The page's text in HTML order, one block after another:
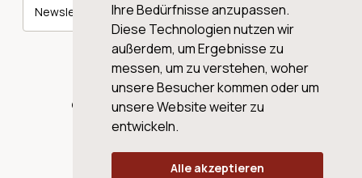
Ihre Bedürfnisse anzupassen.
Diese Technologien nutzen wir
außerdem, um Ergebnisse zu
messen, um zu verstehen, woher
unsere Besucher kommen oder um
unsere Website weiter zu
entwickeln.
Alle akzeptieren
Newsletter abonnieren
© 2026 WINE AG VALENTIN & VON SALIS